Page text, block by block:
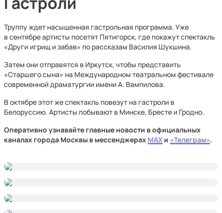
Труппу ждет насыщенная гастрольная программа. Уже
в сентябре артисты посетят Пятигорск, где покажут спектакль
«Други игрищ и забав» по рассказам Василия Шукшина.
Затем они отправятся в Иркутск, чтобы представить
«Старшего сына» на Международном театральном фестивале
современной драматургии имени А. Вампилова.
В октябре этот же спектакль повезут на гастроли в
Белоруссию. Артисты побывают в Минске, Бресте и Гродно.
Оперативно узнавайте главные новости в официальных
каналах города Москвы в мессенджерах MAX и «Телеграм».